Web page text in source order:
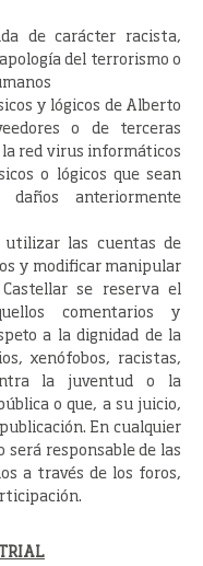
de carácter racista,
del terrorismo o
y lógicos de Alberto
o de terceras
red virus informáticos
o lógicos que sean
anteriormente
utilizar las cuentas de
y modificar manipular
se reserva el
comentarios y
a la dignidad de la
xenófobos, racistas,
la juventud o la
o que, a su juicio,
En cualquier
será responsable de las
a través de los foros,